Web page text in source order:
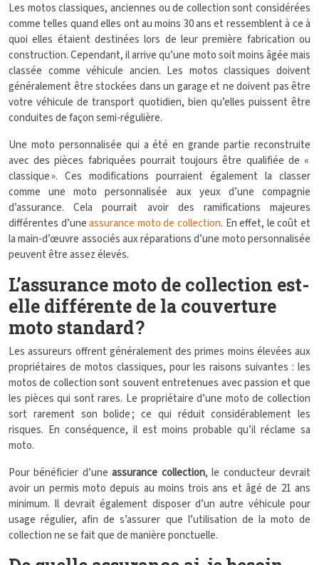
Les motos classiques, anciennes ou de collection sont considérées
comme telles quand elles ont au moins 30 ans et ressemblent à ce à
quoi elles étaient destinées lors de leur première fabrication ou
construction. Cependant, il arrive qu’une moto soit moins âgée mais
classée comme véhicule ancien. Les motos classiques doivent
généralement être stockées dans un garage et ne doivent pas être
votre véhicule de transport quotidien, bien qu’elles puissent être
conduites de façon semi-régulière.
Une moto personnalisée qui a été en grande partie reconstruite
avec des pièces fabriquées pourrait toujours être qualifiée de «
classique ». Ces modifications pourraient également la classer
comme une moto personnalisée aux yeux d’une compagnie
d’assurance. Cela pourrait avoir des ramifications majeures
différentes d’uneassurance moto de collection. En effet, le coût et
la main-d’œuvre associés aux réparations d’une moto personnalisée
peuvent être assez élevés.
L’assurance moto de collection est-
elle différente de la couverture
moto standard ?
Les assureurs offrent généralement des primes moins élevées aux
propriétaires de motos classiques, pour les raisons suivantes : les
motos de collection sont souvent entretenues avec passion et que
les pièces qui sont rares. Le propriétaire d’une moto de collection
sort rarement son bolide ; ce qui réduit considérablement les
risques. En conséquence, il est moins probable qu’il réclame sa
moto.
Pour bénéficier d’uneassurance collection, le conducteur devrait
avoir un permis moto depuis au moins trois ans et âgé de 21 ans
minimum. Il devrait également disposer d’un autre véhicule pour
usage régulier, afin de s’assurer que l’utilisation de la moto de
collection ne se fait que de manière ponctuelle.